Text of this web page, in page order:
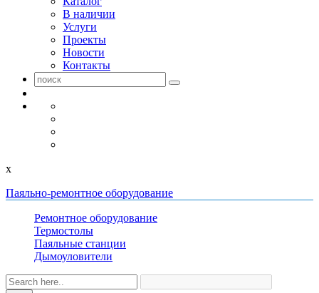
В наличии
Услуги
Проекты
Новости
Контакты
x
Паяльно-ремонтное оборудование
Ремонтное оборудование
Термостолы
Паяльные станции
Дымоуловители